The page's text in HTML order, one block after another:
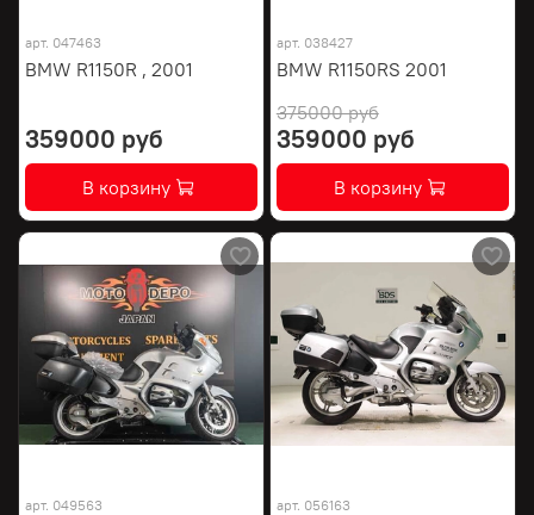
арт. 047463
BMW R1150R , 2001
359000 руб
В корзину
арт. 038427
BMW R1150RS 2001
375000 руб
359000 руб
В корзину
арт. 049563 арт. 056163